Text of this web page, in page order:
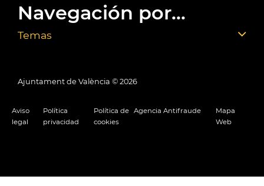
Navegación por...
Temas
Ajuntament de València © 2026
Aviso
legal
Política
privacidad
Política de
cookies
Agencia Antifraude
Mapa
Web